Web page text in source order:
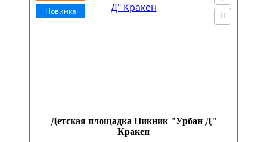
Новинка
Детская площадка Пикник "Урбан Д"
Кракен